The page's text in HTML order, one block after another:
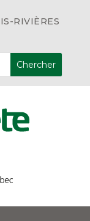
RIVIÈRES